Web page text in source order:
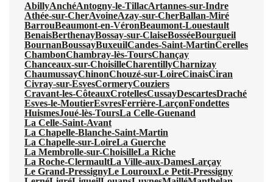
AbillyAnchéAntogny-le-TillacArtannes-sur-Indre
Athée-sur-CherAvoineAzay-sur-CherBallan-Miré
BarrouBeaumont-en-VéronBeaumont-Louestault
BenaisBerthenayBossay-sur-ClaiseBosséeBourgueil
BournanBoussayBuxeuilCandes-Saint-MartinCerelles
ChambonChambray-lès-ToursChançay
Chanceaux-sur-ChoisilleCharentillyCharnizay
ChaumussayChinonChouzé-sur-LoireCinaisCiran
Civray-sur-EsvesCormeryCouziers
Cravant-les-CôteauxCrotellesCussayDescartesDraché
Esves-le-MoutierEsvresFerrière-LarçonFondettes
HuismesJoué-lès-ToursLa Celle-Guenand
La Celle-Saint-Avant
La Chapelle-Blanche-Saint-Martin
La Chapelle-sur-LoireLa Guerche
La Membrolle-sur-ChoisilleLa Riche
La Roche-ClermaultLa Ville-aux-DamesLarçay
Le Grand-PressignyLe LourouxLe Petit-Pressigny